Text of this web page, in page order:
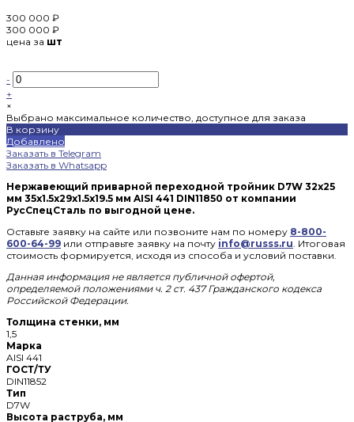
300 000 ₽
300 000 ₽
цена за шт
-
+
×
Выбрано максимальное количество, доступное для заказа
В корзину
Добавлено
Заказать в Telegram
Заказать в Whatsapp
Нержавеющий приварной переходной тройник D7W 32х25
мм 35х1.5х29х1.5х19.5 мм AISI 441 DIN11850 от компании
РусСпецСталь по выгодной цене.
Оставьте заявку на сайте или позвоните нам по номеру 8-800-
600-64-99 или отправьте заявку на почту info@russs.ru. Итоговая
стоимость формируется, исходя из способа и условий поставки.
Данная информация не является публичной офертой,
определяемой положениями ч. 2 ст. 437 Гражданского кодекса
Российской Федерации.
Толщина стенки, мм
1,5
Марка
AISI 441
ГОСТ/ТУ
DIN11852
Тип
D7W
Высота раструба, мм